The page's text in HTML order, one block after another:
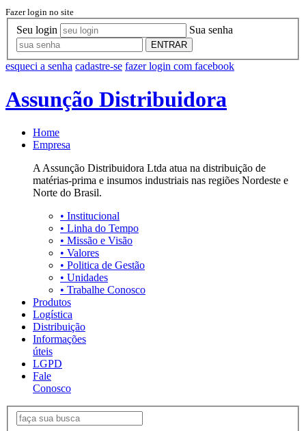
Fazer login no site
Seu login Sua senha
ENTRAR
esqueci a senha cadastre-se fazer login com facebook
Assunção Distribuidora
Home
Empresa
A Assunção Distribuidora Ltda atua na distribuição de
matérias-prima e insumos industriais nas regiões Nordeste e
Norte do Brasil.
• Institucional
• Linha do Tempo
• Missão e Visão
• Valores
• Politica de Gestão
• Unidades
• Trabalhe Conosco
Produtos
Logística
Distribuição
Informações
úteis
LGPD
Fale
Conosco